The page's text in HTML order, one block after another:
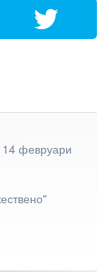
14 февруари